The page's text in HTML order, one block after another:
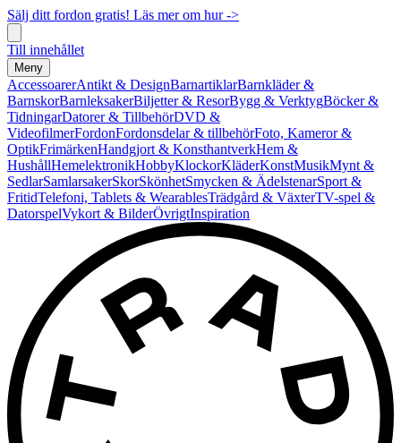
Sälj ditt fordon gratis! Läs mer om hur ->
Till innehållet
Meny
AccessoarerAntikt & DesignBarnartiklarBarnkläder &
BarnskorBarnleksakerBiljetter & ResorBygg & VerktygBöcker &
TidningarDatorer & TillbehörDVD &
VideofilmerFordonFordonsdelar & tillbehörFoto, Kameror &
OptikFrimärkenHandgjort & KonsthantverkHem &
HushållHemelektronikHobbyKlockorKläderKonstMusikMynt &
SedlarSamlarsakerSkorSkönhetSmycken & ÄdelstenarSport &
FritidTelefoni, Tablets & WearablesTrädgård & VäxterTV-spel &
DatorspelVykort & BilderÖvrigtInspiration